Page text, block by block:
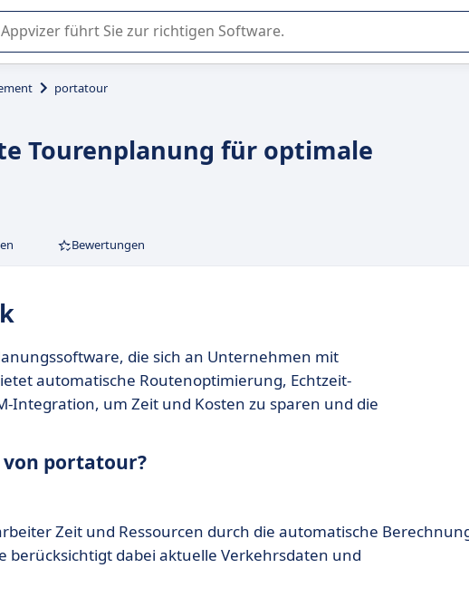
bei der Nutzung oder Auswahl von SaaS-Software in Unternehmen.
portatour
Tourenplanung für optimale
Bewertungen
die sich an Unternehmen mit
automatische Routenoptimierung, Echtzeit-
Integration, um Zeit und Kosten zu sparen und die
von portatour?
Zeit und Ressourcen durch die automatische
berücksichtigt dabei aktuelle Verkehrsdaten und